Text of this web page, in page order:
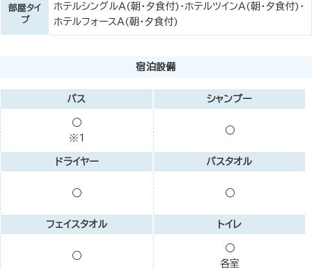
部屋タイ
プ
ホテルシングルＡ(朝・夕食付)・ホテルツインＡ(朝・夕食付)・
ホテルフォースＡ(朝・夕食付)
宿泊設備
バス
○
※1
シャンプー
○
ドライヤー
○
バスタオル
○
フェイスタオル
○
トイレ
○
各室